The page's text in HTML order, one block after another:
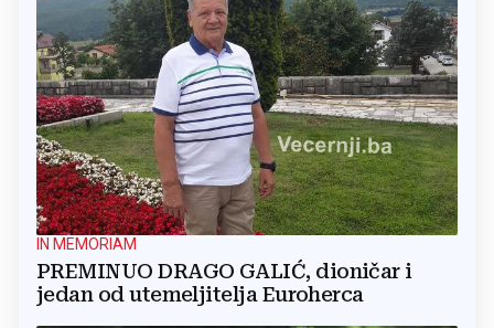
IN MEMORIAM
PREMINUO DRAGO GALIĆ, dioničar i
jedan od utemeljitelja Euroherca